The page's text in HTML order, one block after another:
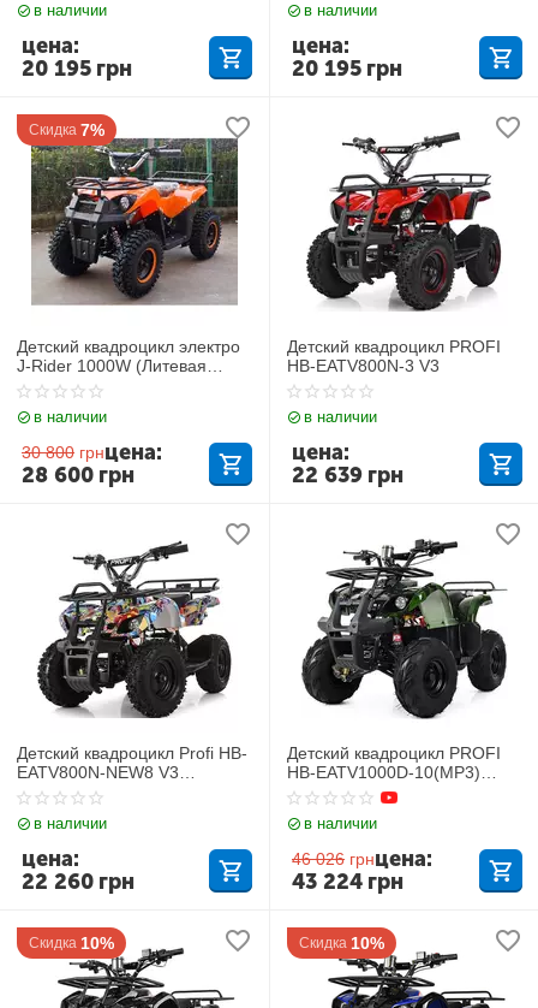
в наличии
20 195 грн
цена:
в наличии
20 195 грн
цена:
Скидка 7%
Детский квадроцикл электро
J-Rider 1000W (Литевая
батарея) Оранжевый
в наличии
30 800 грн
28 600 грн
цена:
Детский квадроцикл PROFI
HB-EATV800N-3 V3
в наличии
22 639 грн
цена:
Детский квадроцикл Profi HB-
EATV800N-NEW8 V3
(Электро, с MP3 плеером)
в наличии
22 260 грн
цена:
Детский квадроцикл PROFI
HB-EATV1000D-10(MP3)
Камуфляж
в наличии
46 026 грн
43 224 грн
цена:
Скидка 10% Скидка 10%